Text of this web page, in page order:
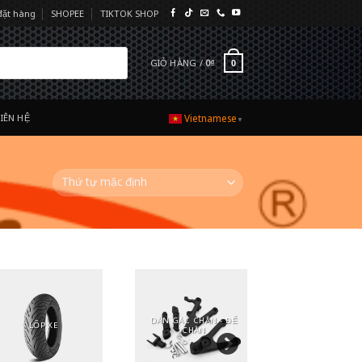
hàng SHOPEE TIKTOK SHOP
GIỎ HÀNG /0₫ 0
HỆ Vietnamese ▼
LỐP XE
DÀN GÁC CHÂN - ĐỂ
CHÂN